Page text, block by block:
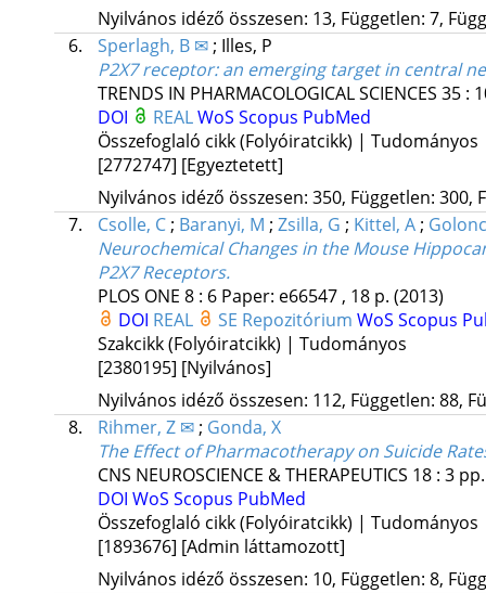
Nyilvános idéző összesen: 13, Független: 7,
6.
Sperlagh, B ✉; Illes, P
P2X7 receptor: an emerging target in central
TRENDS IN PHARMACOLOGICAL SCIENCES 35:
DOI
REALWoS Scopus PubMed
Összefoglaló cikk (Folyóiratcikk) | Tudományos
[2772747] [Egyeztetett]
Nyilvános idéző összesen: 350, Független: 300,
7.
Csolle, C; Baranyi, M ; Zsilla, G ; Kittel, A;
Neurochemical Changes in the Mouse
P2X7 Receptors.
PLOS ONE 8: 6 Paper: e66547 , 18 p. (2013)
DOI REAL SE Repozitórium WoS Scopus
Szakcikk (Folyóiratcikk) | Tudományos
[2380195] [Nyilvános]
Nyilvános idéző összesen: 112, Független: 88,
8.
Rihmer, Z ✉; Gonda, X
The Effect of Pharmacotherapy on Suicide
CNS NEUROSCIENCE & THERAPEUTICS 18: 3
DOI WoS Scopus PubMed
Összefoglaló cikk (Folyóiratcikk) | Tudományos
[1893676] [Admin láttamozott]
Nyilvános idéző összesen: 10, Független: 8,